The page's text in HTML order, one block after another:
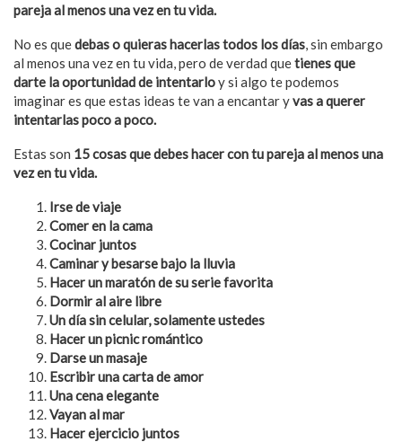
pareja al menos una vez en tu vida.
No es quedebas o quieras hacerlas todos los días, sin embargo
al menos una vez en tu vida, pero de verdad quetienes que
darte la oportunidad de intentarloy si algo te podemos
imaginar es que estas ideas te van a encantar yvas a querer
intentarlas poco a poco.
Estas son 15 cosas que debes hacer con tu pareja al menos una
vez en tu vida.
Irse de viaje
Comer en la cama
Cocinar juntos
Caminar y besarse bajo la lluvia
Hacer un maratón de su serie favorita
Dormir al aire libre
Un día sin celular, solamente ustedes
Hacer un picnic romántico
Darse un masaje
Escribir una carta de amor
Una cena elegante
Vayan al mar
Hacer ejercicio juntos